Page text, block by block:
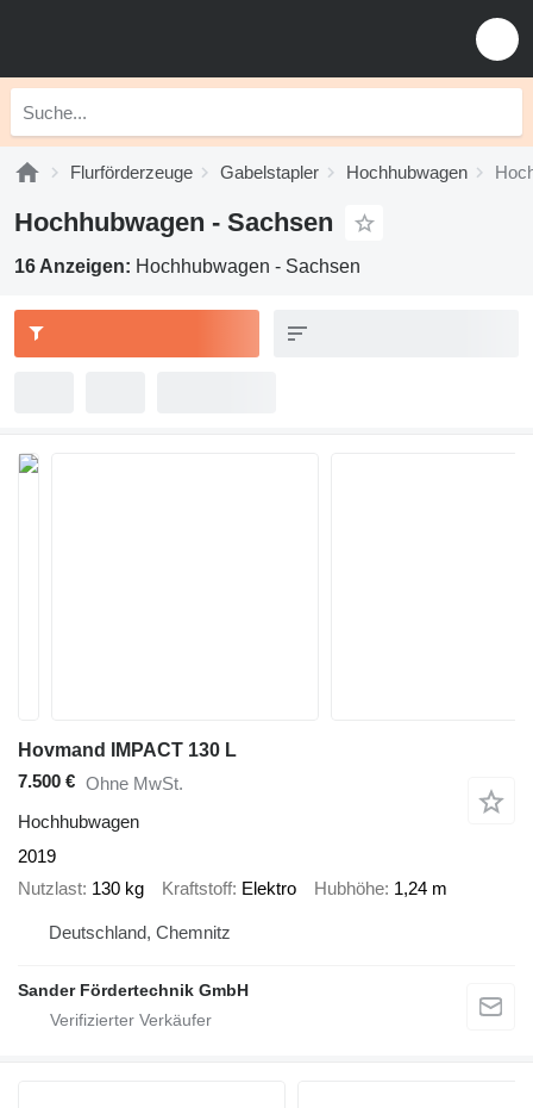
Flurförderzeuge Gabelstapler Hochhubwagen
Hochhubwagen - Sachsen
16 Anzeigen: Hochhubwagen - Sachsen
Hovmand IMPACT 130 L
7.500 € Ohne MwSt.
Hochhubwagen
2019
Nutzlast 130 kg Kraftstoff Elektro Hubhöhe 1,24 m
Deutschland, Chemnitz
Sander Fördertechnik GmbH